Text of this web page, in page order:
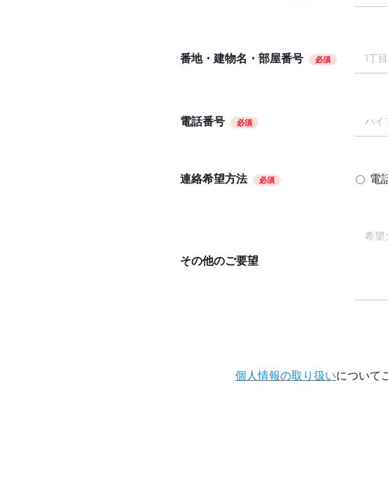
番地・建物名・部屋番号 必須
電話番号 必須
連絡希望方法 必須 電
その他のご要望
個人情報の取り扱いについて